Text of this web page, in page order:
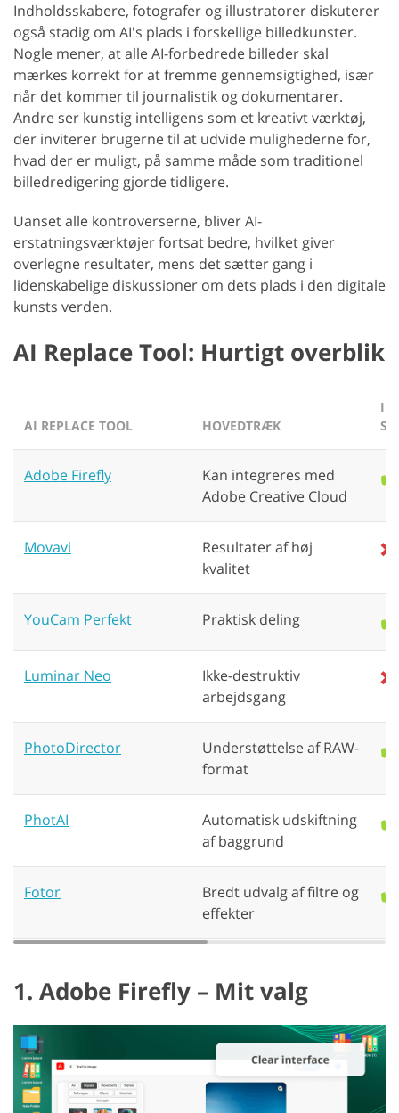
Indholdsskabere, fotografer og illustratorer diskuterer
også stadig om AI's plads i forskellige billedkunster.
Nogle mener, at alle AI-forbedrede billeder skal
mærkes korrekt for at fremme gennemsigtighed, især
når det kommer til journalistik og dokumentarer.
Andre ser kunstig intelligens som et kreativt værktøj,
der inviterer brugerne til at udvide mulighederne for,
hvad der er muligt, på samme måde som traditionel
billedredigering gjorde tidligere.
Uanset alle kontroverserne, bliver AI-
erstatningsværktøjer fortsat bedre, hvilket giver
overlegne resultater, mens det sætter gang i
lidenskabelige diskussioner om dets plads i den digitale
kunsts verden.
AI Replace Tool: Hurtigt overblik
AI REPLACE TOOL HOVEDTRÆK
Adobe Firefly
Kan integreres med
Adobe Creative Cloud
✔️
Movavi
Resultater af høj
kvalitet
❌
YouCam Perfekt Praktisk deling ✔️
Luminar Neo
Ikke-destruktiv
arbejdsgang
❌
PhotoDirector
Understøttelse af RAW-
format
✔️
PhotAI
Automatisk udskiftning
af baggrund
✔️
Fotor
Bredt udvalg af filtre og
effekter
✔️
1. Adobe Firefly – Mit valg